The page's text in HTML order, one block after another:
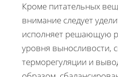
Кроме питательных
внимание следует
исполняет решающую
уровня выносливости,
терморегуляции и